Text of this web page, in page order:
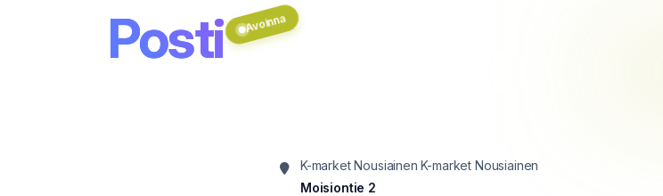
Posti Avoinna
K-market Nousiainen K-market Nousiainen
Moisiontie 2